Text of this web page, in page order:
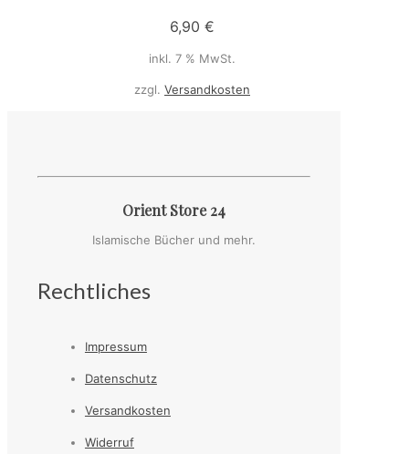
6,90 €
inkl. 7 % MwSt.
zzgl. Versandkosten
Orient Store 24
Islamische Bücher und mehr.
Rechtliches
Impressum
Datenschutz
Versandkosten
Widerruf